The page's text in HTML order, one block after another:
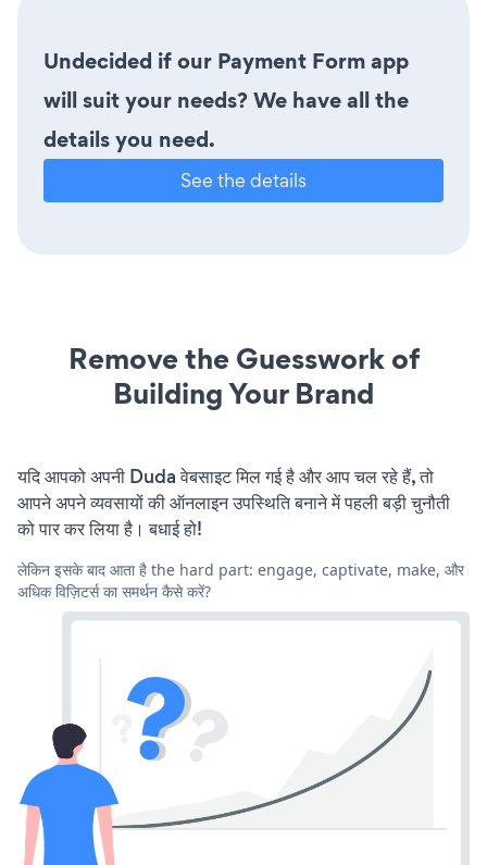
Undecided if our Payment Form app
will suit your needs? We have all the
details you need.
See the details
Remove the Guesswork of
Building Your Brand
यदि आपको अपनी Duda वेबसाइट मिल गई है और आप चल रहे हैं, तो
आपने अपने व्यवसायों की ऑनलाइन उपस्थिति बनाने में पहली बड़ी चुनौती
को पार कर लिया है। बधाई हो!
लेकिन इसके बाद आता है the hard part: engage, captivate, make, और
अधिक विज़िटर्स का समर्थन कैसे करें?